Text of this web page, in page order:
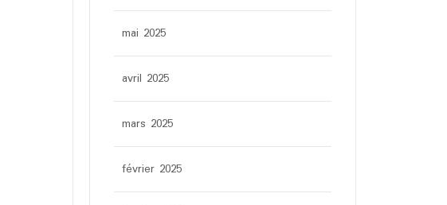
mai 2025
avril 2025
mars 2025
février 2025